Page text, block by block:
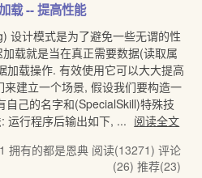
载 -- 提高性能
设计模式是为了避免一些无谓的性
载就是当在真正需要数据(读取属
加载操作. 有效使用它可以大大提高
建立一个场景, 假设我们要构造一
己的名字和(SpecialSkill)特殊技
运行程序后输出如下, ... 阅读全文
拥有的都是恩典 阅读(13271) 评论
(26) 推荐(23)